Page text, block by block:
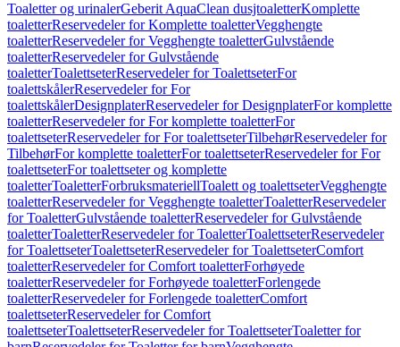
Toaletter og urinalerGeberit AquaClean dusjtoaletterKomplette
toaletterReservedeler for Komplette toaletterVegghengte
toaletterReservedeler for Vegghengte toaletterGulvstående
toaletterReservedeler for Gulvstående
toaletterToalettseterReservedeler for ToalettseterFor
toalettskålerReservedeler for For
toalettskålerDesignplaterReservedeler for DesignplaterFor komplette
toaletterReservedeler for For komplette toaletterFor
toalettseterReservedeler for For toalettseterTilbehørReservedeler for
TilbehørFor komplette toaletterFor toalettseterReservedeler for For
toalettseterFor toalettseter og komplette
toaletterToaletterForbruksmateriellToalett og toalettseterVegghengte
toaletterReservedeler for Vegghengte toaletterToaletterReservedeler
for ToaletterGulvstående toaletterReservedeler for Gulvstående
toaletterToaletterReservedeler for ToaletterToalettseterReservedeler
for ToalettseterToalettseterReservedeler for ToalettseterComfort
toaletterReservedeler for Comfort toaletterForhøyede
toaletterReservedeler for Forhøyede toaletterForlengede
toaletterReservedeler for Forlengede toaletterComfort
toalettseterReservedeler for Comfort
toalettseterToalettseterReservedeler for ToalettseterToaletter for